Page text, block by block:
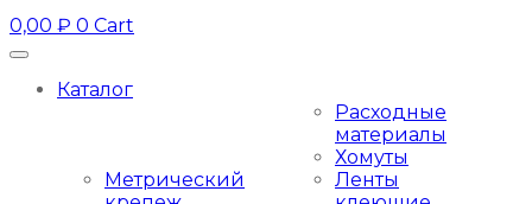
0,00 ₽ 0 Cart
Каталог
Метрический
Расходные
материалы
Хомуты
Ленты